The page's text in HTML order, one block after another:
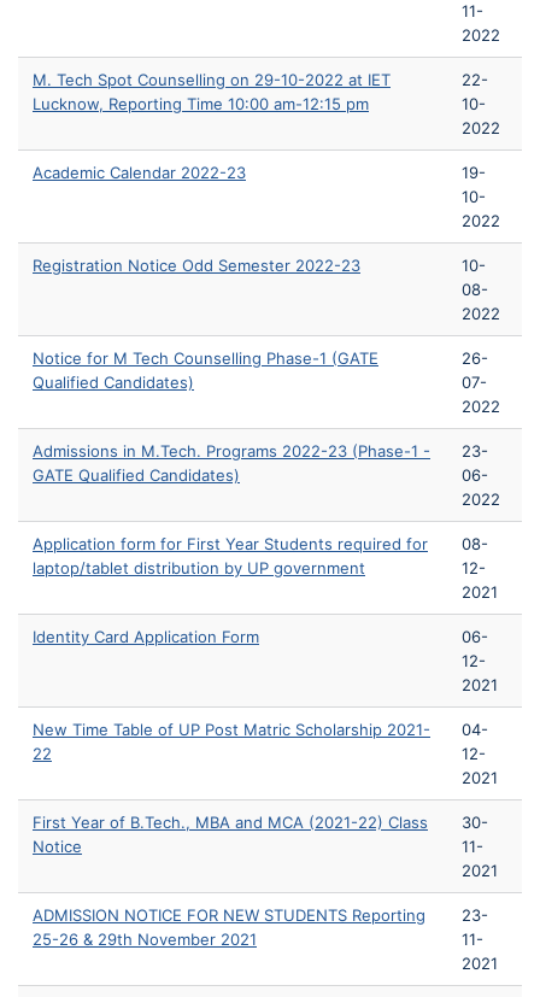
11-
2022
M. Tech Spot Counselling on 29-10-2022 at IET
Lucknow, Reporting Time 10:00 am-12:15 pm
22-
10-
2022
Academic Calendar 2022-23
19-
10-
2022
Registration Notice Odd Semester 2022-23
10-
08-
2022
Notice for M Tech Counselling Phase-1 (GATE
Qualified Candidates)
26-
07-
2022
Admissions in M.Tech. Programs 2022-23 (Phase-1 -
GATE Qualified Candidates)
23-
06-
2022
Application form for First Year Students required for
laptop/tablet distribution by UP government
08-
12-
2021
Identity Card Application Form
06-
12-
2021
New Time Table of UP Post Matric Scholarship 2021-
22
04-
12-
2021
First Year of B.Tech., MBA and MCA (2021-22) Class
Notice
30-
11-
2021
ADMISSION NOTICE FOR NEW STUDENTS Reporting
25-26 & 29th November 2021
23-
11-
2021